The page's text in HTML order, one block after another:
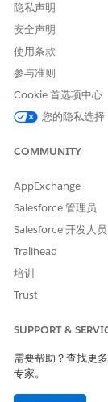
如果强制页面
制页面。
Life Sciences
稿时，必填页面会
稿中。要删除强制
演示播放器中的
在与医疗保健专业
播放器中自由导航
表示带有星号
通过显示消息
隐私声明
安全声明
使用条款
参与准则
Cookie 首选项中心
您的隐私选择
COMMUNITY
AppExchange
Salesforce 管理员
Salesforce 开发人员
Trailhead
培训
Trust
SUPPORT &
需要帮助？查找更
专家。